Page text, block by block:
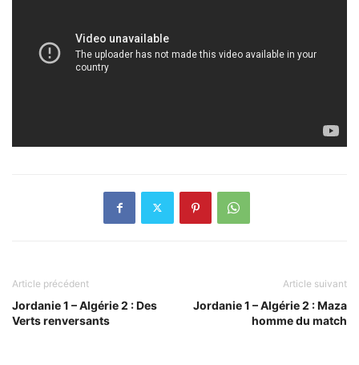
Article précédent
Jordanie 1 – Algérie 2 : Des
Verts renversants
Article suivant
Jordanie 1 – Algérie 2 : Maza
homme du match